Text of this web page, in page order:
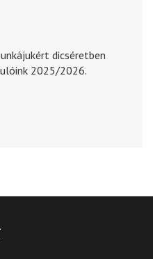
dicséretben
2025/2026.